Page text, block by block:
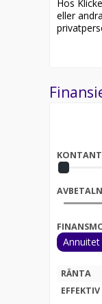
Hos
eller
Annuitet
RÄNTA